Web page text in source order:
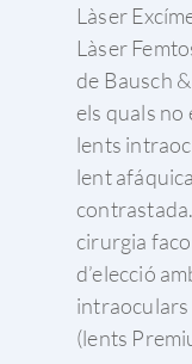
Làser
Làser
de Bausch
els quals no
lents
lent
cirurgia
d’elecció
(lents